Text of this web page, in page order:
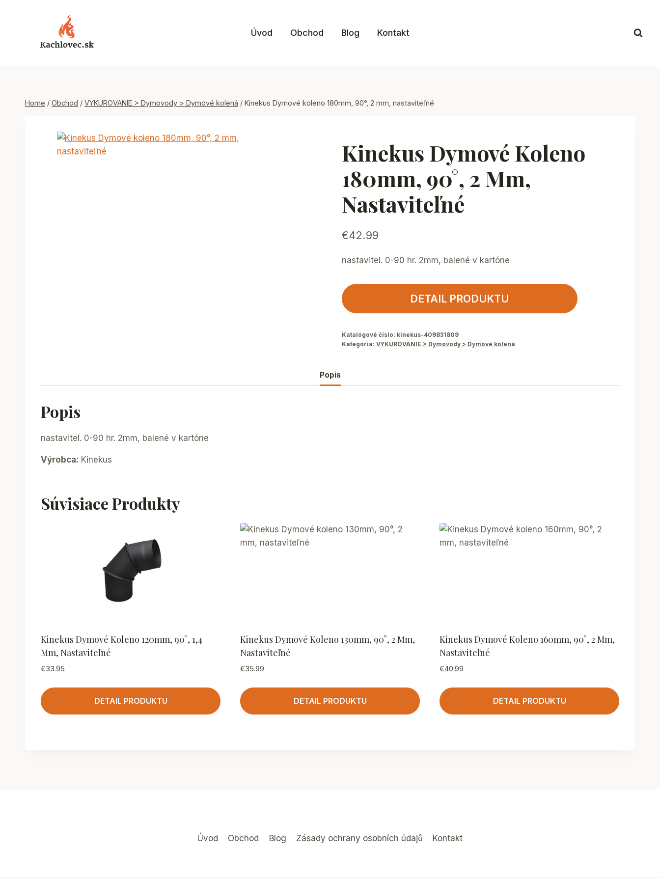
Úvod Obchod Blog Kontakt
Home / Obchod / VYKUROVANIE > Dymovody > Dymové kolená / Kinekus Dymové koleno 180mm, 90°, 2 mm, nastaviteľné
Kinekus Dymové Koleno
180mm, 90°, 2 Mm,
Nastaviteľné
€42.99
nastavitel. 0-90 hr. 2mm, balené v kartóne
DETAIL PRODUKTU
Katalógové číslo: kinekus-409831809
Kategória: VYKUROVANIE > Dymovody > Dymové kolená
Popis
Popis
nastavitel. 0-90 hr. 2mm, balené v kartóne
Výrobca: Kinekus
Súvisiace Produkty
Kinekus Dymové Koleno 120mm, 90°, 1,4
Mm, Nastaviteľné
€33.95
DETAIL PRODUKTU
Kinekus Dymové Koleno 130mm, 90°, 2 Mm,
Nastaviteľné
€35.99
DETAIL PRODUKTU
Kinekus Dymové Koleno 160mm, 90°, 2 Mm,
Nastaviteľné
€40.99
DETAIL PRODUKTU
Úvod Obchod Blog Zásady ochrany osobních údajů Kontakt